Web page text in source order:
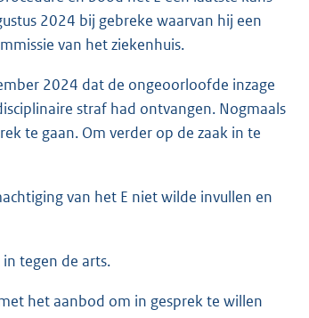
2024 bij gebreke waarvan hij een
van het ziekenhuis.
2024 dat de ongeoorloofde inzage
straf had ontvangen. Nogmaals
te gaan. Om verder op de zaak in te
van het E niet wilde invullen en
tegen de arts.
het aanbod om in gesprek te willen